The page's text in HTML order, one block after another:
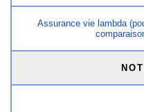
Assurance vie lambda